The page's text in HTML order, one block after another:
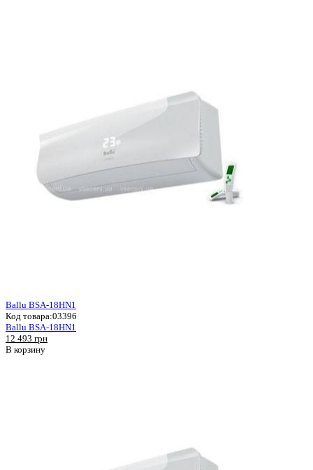
Ballu BSA-18HN1
Код товара:03396
Ballu BSA-18HN1
12 493 грн
В корзину